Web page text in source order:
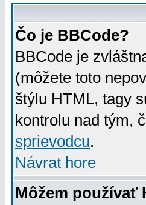
Čo je BBCode?
BBCode je
(môžete toto
štýlu HTML, tagy
kontrolu nad tým,
sprievodcu.
Návrat hore
Môžem používať